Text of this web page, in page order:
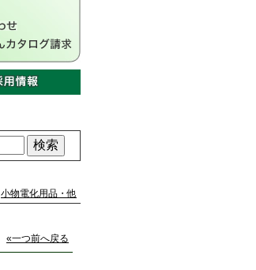
小物電化用品・他
«一つ前へ戻る